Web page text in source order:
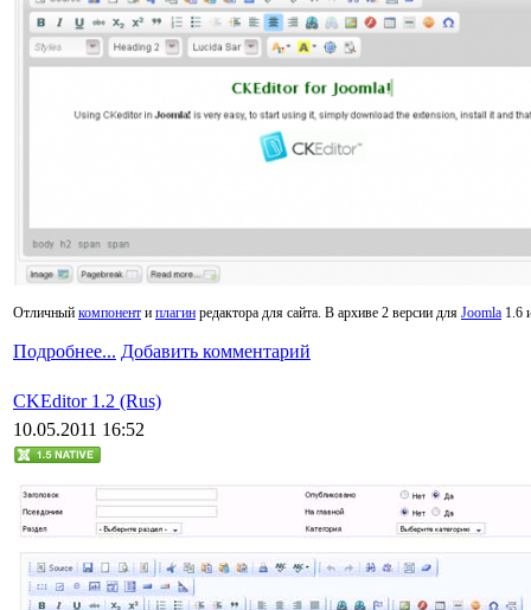
Отличный компонент и плагин редактора для сайта. В архиве 2 версии для Joomla 1.6
Подробнее... Добавить комментарий
CKEditor 1.2 (Rus)
10.05.2011 16:52